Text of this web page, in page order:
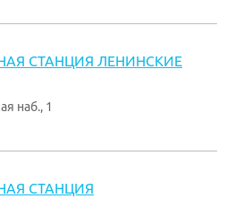
СТАНЦИЯ ЛЕНИНСКИЕ
наб., 1
СТАНЦИЯ